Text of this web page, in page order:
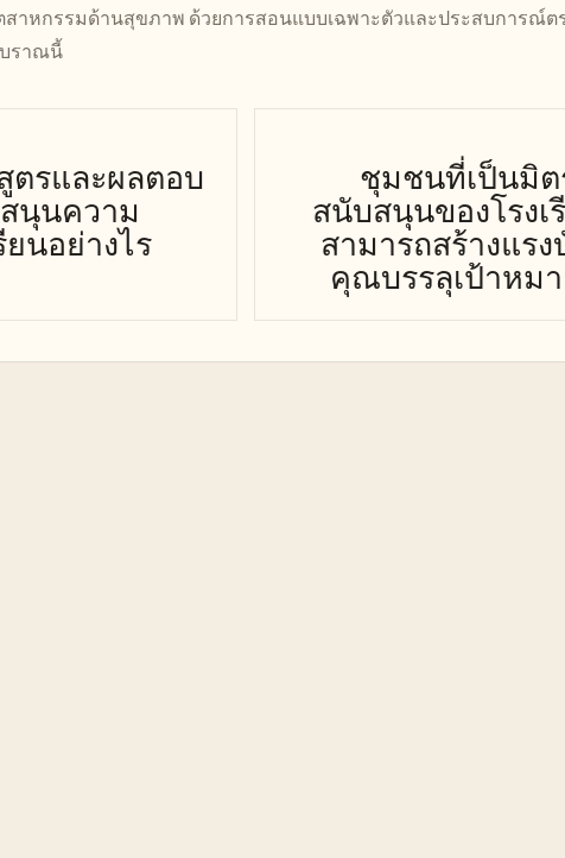
สาหกรรมด้านสุขภาพ ด้วยการสอนแบบเฉพาะตัวและประสบการณ์
บราณนี้
รและผลตอบ
นุนความ
นอย่างไร
ชุมชนที่เป็นมิต
สนับสนุนของโรงเ
สามารถสร้างแร
คุณบรรลุเป้าหม